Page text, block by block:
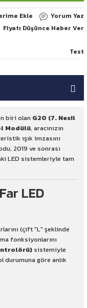
Yorum Yaz
Fiyatı Düşünce Haber Ver
Test
biri olan G20 (7. Nesil
Modülü, aracınızın
ışık imzasını
2019 ve sonrası
LED sistemleriyle tam
LED
(çift "L" şeklinde
fonksiyonlarını
sistemiyle
durumuna göre anlık